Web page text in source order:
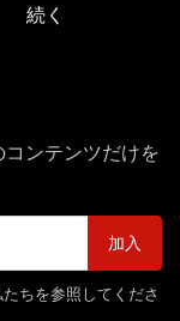
続く
ンテンツだけを
加入
ちを参照してくださ